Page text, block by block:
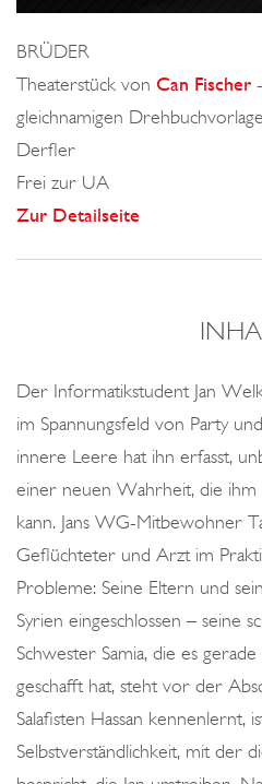
BRÜDER
Theaterstück von Can Fischer
gleichnamigen
Derfler
Frei zur UA
Zur Detailseite
Der Informatikstudent Jan
im Spannungsfeld von Party
innere Leere hat ihn erfasst,
einer neuen Wahrheit, die ihm
kann. Jans WG-Mitbewohner
Geflüchteter und Arzt im
Probleme: Seine Eltern und
Syrien eingeschlossen – seine
Schwester Samia, die es
geschafft hat, steht vor der
Salafisten Hassan kennenlernt,
Selbstverständlichkeit, mit der